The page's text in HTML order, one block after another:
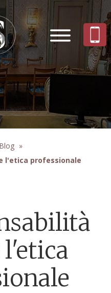
Blog »
l'etica professionale